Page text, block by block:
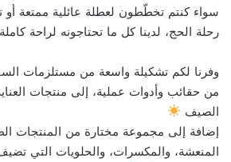
سواء كنتم تخطّطون لعطلة عائلية ممتعة أو
رحلة الحج، لدينا كل ما تحتاجونه لراحة
وفرنا لكم تشكيلة واسعة من مستلزمات
من حقائب وأدوات عملية، إلى منتجات
الصيف
إضافة إلى مجموعة مختارة من المنتجات
المنعشة، والمكسرات، والحلويات التي